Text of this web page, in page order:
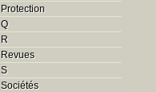
Protection
Q
R
Revues
S
Sociétés